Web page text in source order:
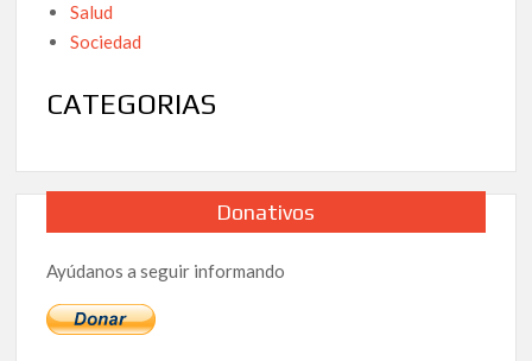
Salud
Sociedad
CATEGORIAS
Donativos
Ayúdanos a seguir informando